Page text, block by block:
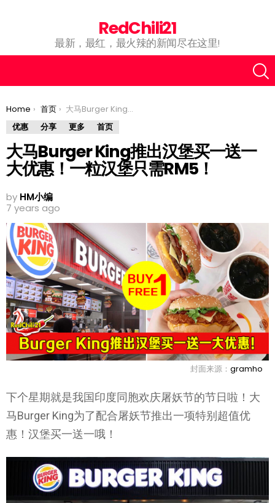
RedChili21
最新，最红，最火辣的新闻尽在这里!
You are here:
Home 首页
大马Burger King推出汉堡买一送一大优惠！一粒汉堡只需RM5！
优惠
分享 更多 首页
大马Burger King推出汉堡买一送一
大优惠！一粒汉堡只需RM5！
by HM小编
7 years ago
封面来源： gramho
下个星期就是我国印度同胞欢庆屠妖节的节日啦！大
马Burger King为了配合屠妖节推出一项特别超值优
惠！汉堡买一送一哦！